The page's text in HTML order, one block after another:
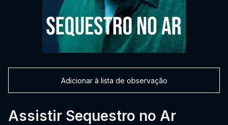
Assistir Sequestro no Ar
Adicionar à lista de observação